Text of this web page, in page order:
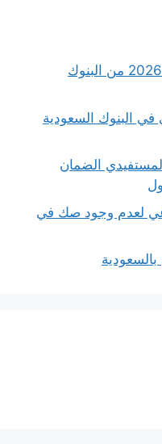
مقارنة أقل نسبة شراء مديونية 2026 من البنوك
البنوك السعودية
الضمان
لعدم وجود صك في